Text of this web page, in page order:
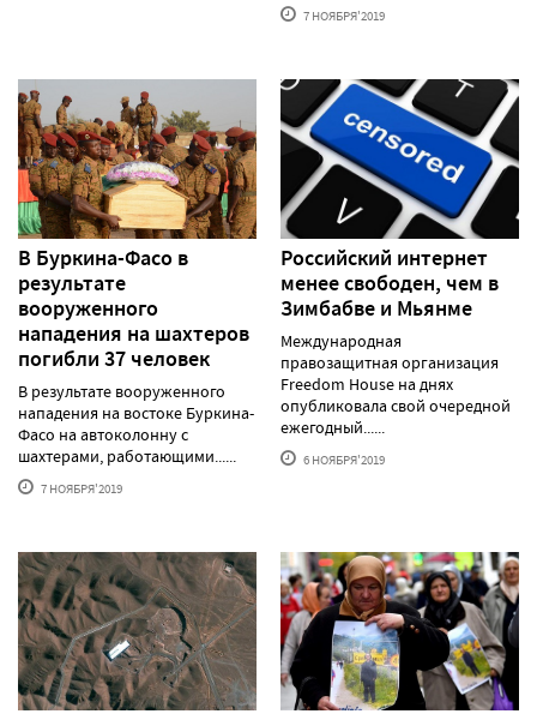
7 НОЯБРЯ'2019
В Буркина-Фасо в
результате
вооруженного
нападения на шахтеров
погибли 37 человек
В результате вооруженного
нападения на востоке Буркина-
Фасо на автоколонну с
шахтерами, работающими......
7 НОЯБРЯ'2019
Российский интернет
менее свободен, чем в
Зимбабве и Мьянме
Международная
правозащитная организация
Freedom House на днях
опубликовала свой очередной
ежегодный......
6 НОЯБРЯ'2019